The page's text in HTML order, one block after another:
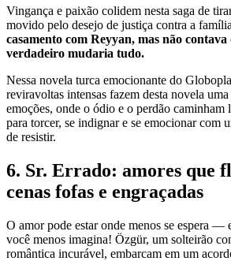
Vingança e paixão colidem nesta saga de
movido pelo desejo de justiça contra a
casamento com Reyyan, mas não
verdadeiro mudaria tudo.
Nessa novela turca emocionante do
reviravoltas intensas fazem desta novela
emoções, onde o ódio e o perdão caminham
para torcer, se indignar e se emocionar com
de resistir.
6. Sr. Errado: amores que
cenas fofas e engraçadas
O amor pode estar onde menos se espera —
você menos imagina! Özgür, um solteirão
romântica incurável, embarcam em um